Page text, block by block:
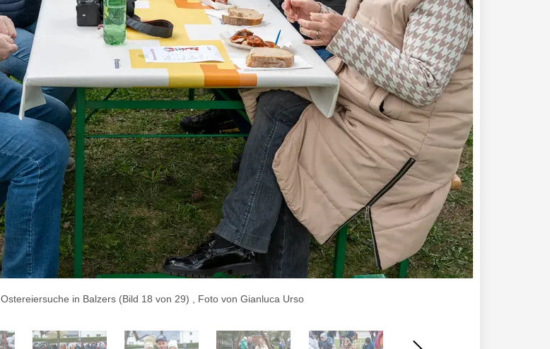
Ostereiersuche in Balzers (Bild 18 von 29) , Foto von Gianluca Urso